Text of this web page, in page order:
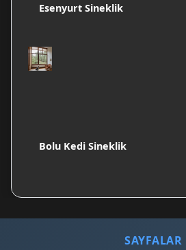
Esenyurt Sineklik
Bolu Kedi Sineklik
SAYFALAR